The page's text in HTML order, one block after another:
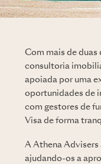
Com mais de duas
consultoria
apoiada por uma
oportunidades de
com gestores de
Visa de forma
A Athena Advisers
ajudando-os a